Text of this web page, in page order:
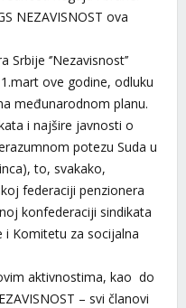
NEZAVISNOST ova
‘’Nezavisnost’’
ove godine, odluku
međunarodnom planu.
i najšire javnosti o
potezu Suda u
to, svakako,
federaciji penzionera
konfederaciji sindikata
i Komitetu za socijalna
aktivnostima, kao do
– svi članovi